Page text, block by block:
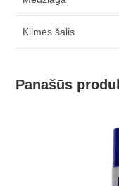
Kilmės šalis
Panašūs